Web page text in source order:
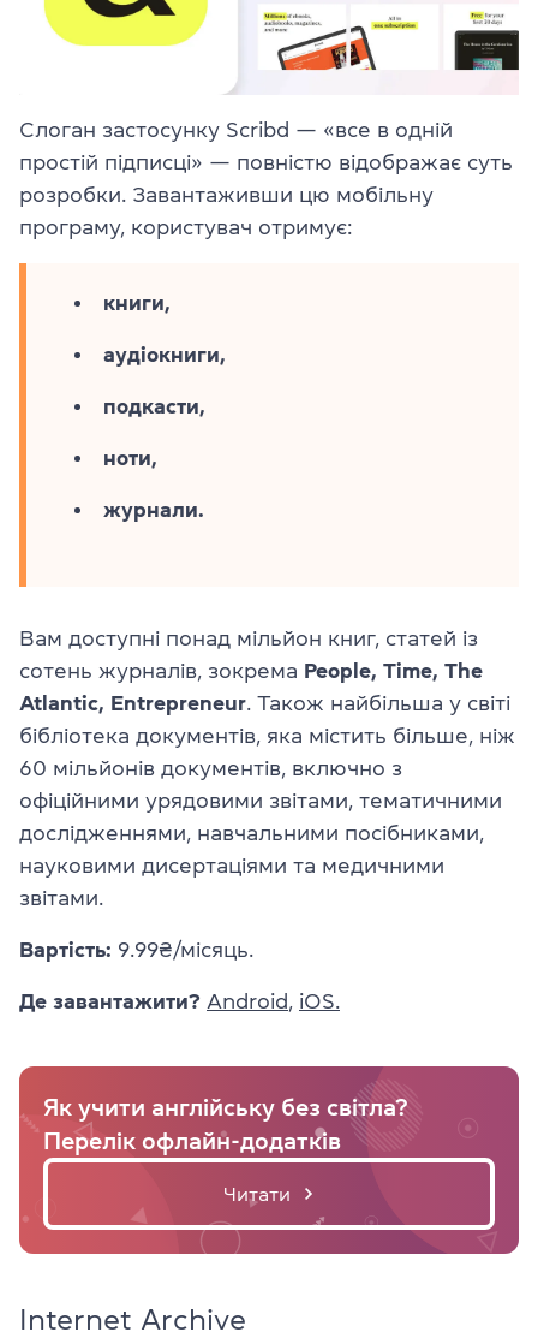
Слоган застосунку Scribd — «все в одній
простій підписці» — повністю відображає суть
розробки. Завантаживши цю мобільну
програму, користувач отримує:
книги,
аудіокниги,
подкасти,
ноти,
журнали.
Вам доступні понад мільйон книг, статей із
сотень журналів, зокрема People, Time, The
Atlantic, Entrepreneur. Також найбільша у світі
бібліотека документів, яка містить більше, ніж
60 мільйонів документів, включно з
офіційними урядовими звітами, тематичними
дослідженнями, навчальними посібниками,
науковими дисертаціями та медичними
звітами.
Вартість: 9.99₴/місяць.
Де завантажити? Android, iOS.
Як учити англійську без світла?
Перелік офлайн-додатків
Читати
Internet Archive